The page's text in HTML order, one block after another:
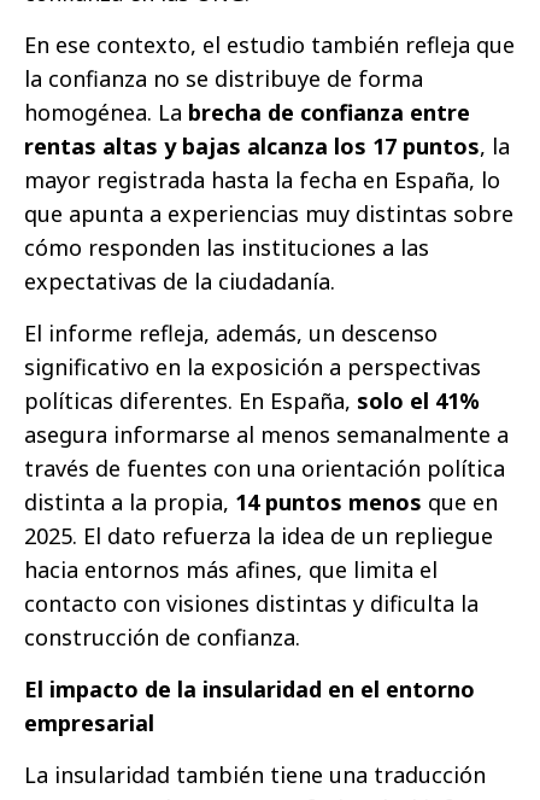
En ese contexto, el estudio también refleja que
la confianza no se distribuye de forma
homogénea. La brecha de confianza entre
rentas altas y bajas alcanza los 17 puntos, la
mayor registrada hasta la fecha en España, lo
que apunta a experiencias muy distintas sobre
cómo responden las instituciones a las
expectativas de la ciudadanía.
El informe refleja, además, un descenso
significativo en la exposición a perspectivas
políticas diferentes. En España, solo el 41%
asegura informarse al menos semanalmente a
través de fuentes con una orientación política
distinta a la propia, 14 puntos menos que en
2025. El dato refuerza la idea de un repliegue
hacia entornos más afines, que limita el
contacto con visiones distintas y dificulta la
construcción de confianza.
El impacto de la insularidad en el entorno
empresarial
La insularidad también tiene una traducción